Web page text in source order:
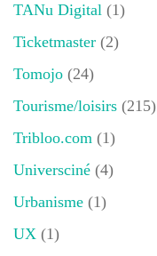
TANu Digital (1)
Ticketmaster (2)
Tomojo (24)
Tourisme/loisirs (215)
Tribloo.com (1)
Universciné (4)
Urbanisme (1)
UX (1)